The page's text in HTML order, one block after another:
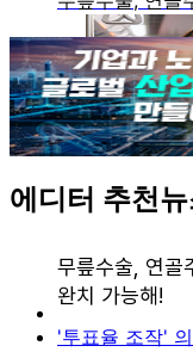
에디터 추천
'투표율 조작'